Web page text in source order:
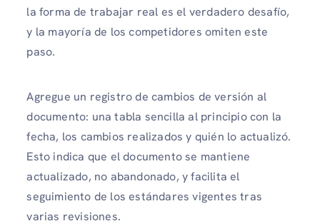
la forma de trabajar real es el verdadero desafío,
y la mayoría de los competidores omiten este
paso.
Agregue un registro de cambios de versión al
documento: una tabla sencilla al principio con la
fecha, los cambios realizados y quién lo actualizó.
Esto indica que el documento se mantiene
actualizado, no abandonado, y facilita el
seguimiento de los estándares vigentes tras
varias revisiones.